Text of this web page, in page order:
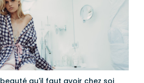
qu'il faut avoir chez soi